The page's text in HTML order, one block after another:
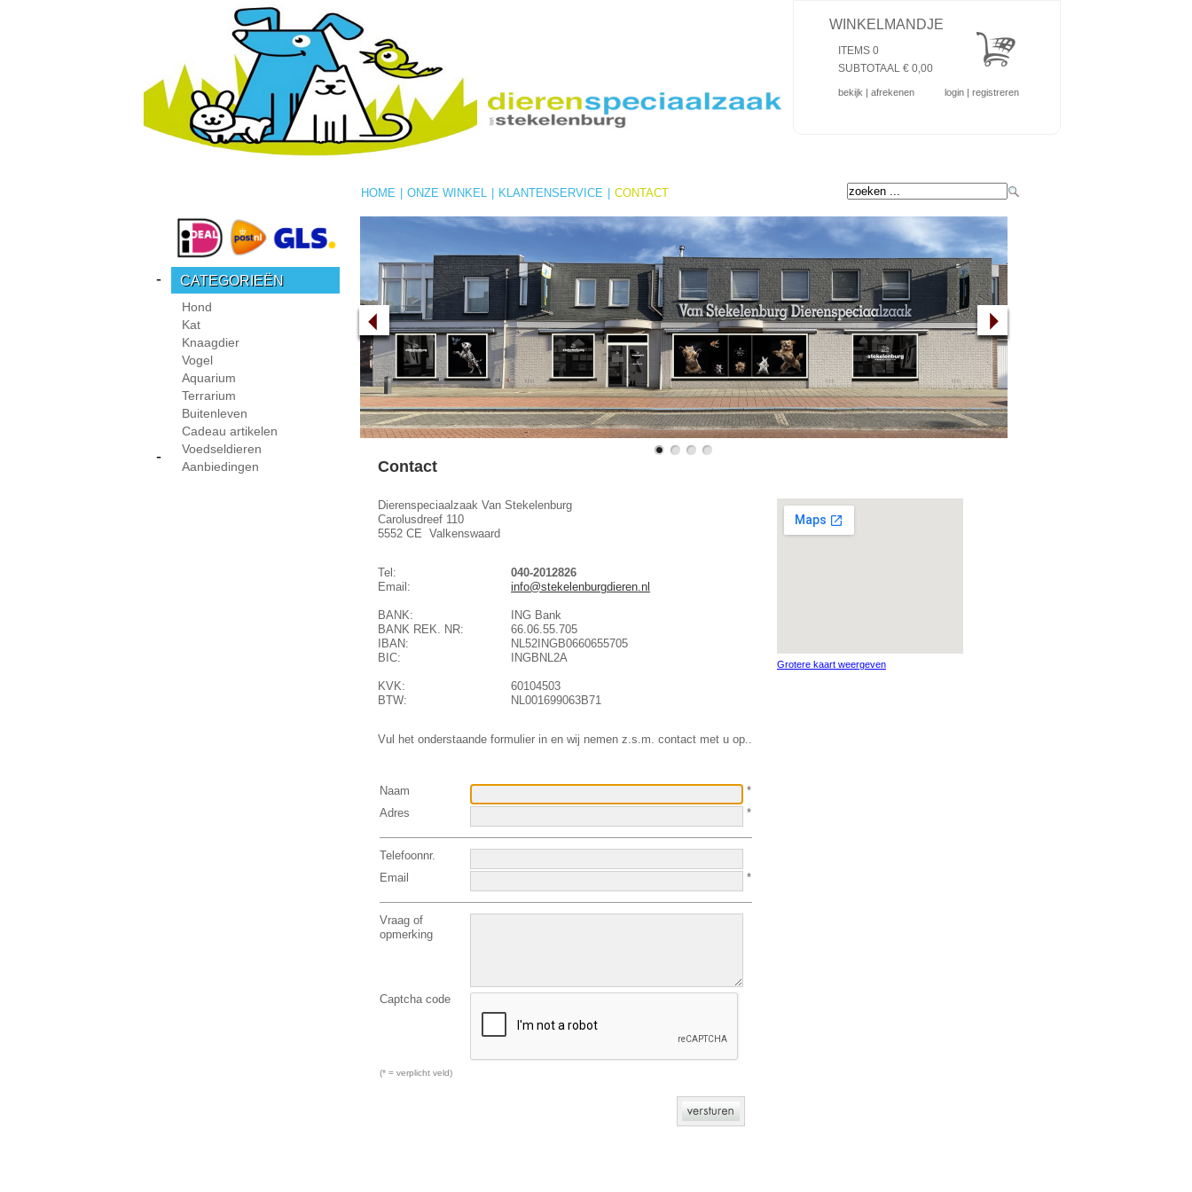
WINKELMANDJE
ITEMS 0
SUBTOTAAL € 0,00
bekijk | afrekenen login | registreren
CONTACT
KLANTENSERVICE
ONZE WINKEL
HOME
CATEGORIEËN
-
Hond
Kat
Knaagdier
Vogel
Aquarium
Terrarium
Buitenleven
Cadeau artikelen
Voedseldieren
Aanbiedingen
-
Contact
Grotere kaart weergeven
Dierenspeciaalzaak Van Stekelenburg
Carolusdreef 110
5552 CE Valkenswaard
Tel:
040-2012826
Email:
info@stekelenburgdieren.nl
BANK:
ING Bank
BANK REK. NR:
66.06.55.705
IBAN:
NL52INGB0660655705
BIC:
INGBNL2A
KVK:
60104503
BTW:
NL001699063B71
Vul het onderstaande formulier in en wij nemen z.s.m. contact met u op..
Naam
*
Adres
*
Telefoonnr.
Email
*
Vraag of
opmerking
Captcha code
(* = verplicht veld)